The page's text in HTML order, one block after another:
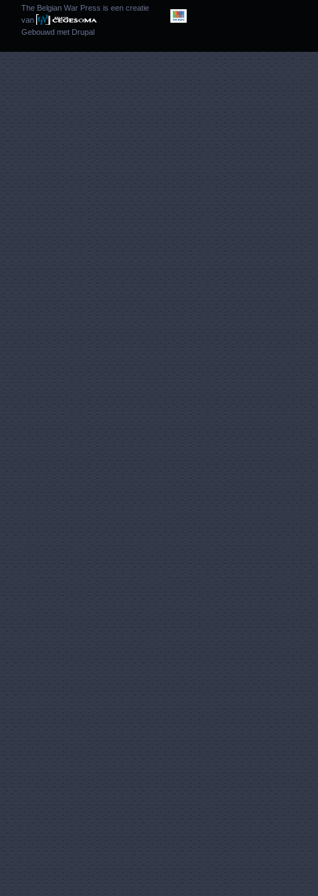
The Belgian War Press is een creatie
van
Gebouwd met Drupal